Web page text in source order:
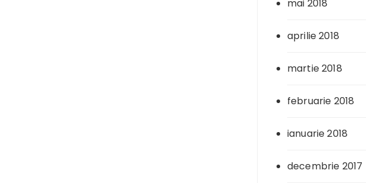
mai 2018
aprilie 2018
martie 2018
februarie 2018
ianuarie 2018
decembrie 2017